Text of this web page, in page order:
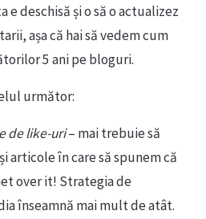
e deschisă și o să o actualizez
așa că hai să vedem cum
5 ani pe bloguri.
următor:
de like-uri– mai trebuie să
articole în care să spunem că
over it! Strategia de
înseamnă mai mult de atât.